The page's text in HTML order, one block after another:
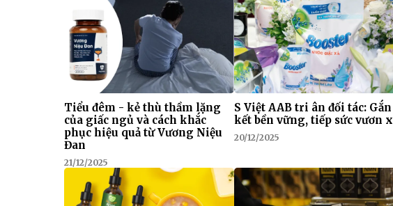
Tiểu đêm - kẻ thù thầm lặng
của giấc ngủ và cách khắc
phục hiệu quả từ Vương Niệu
Đan
21/12/2025
S Việt AAB tri ân đối tác: Gắn
kết bền vững, tiếp sức vươn
20/12/2025